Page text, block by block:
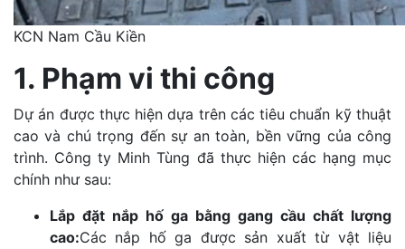
KCN Nam Cầu Kiền
1. Phạm vi thi công
Dự án được thực hiện dựa trên các tiêu chuẩn kỹ thuật
cao và chú trọng đến sự an toàn, bền vững của công
trình. Công ty Minh Tùng đã thực hiện các hạng mục
chính như sau:
Lắp đặt nắp hố ga bằng gang cầu chất lượng
cao:Các nắp hố ga được sản xuất từ vật liệu